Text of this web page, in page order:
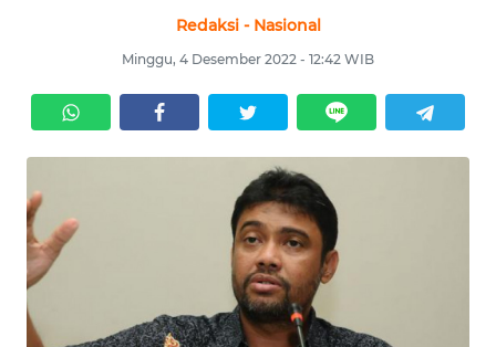
Redaksi - Nasional
Minggu, 4 Desember 2022 - 12:42 WIB
KRIMINAL
EKUIN
SAINS-TEKNO
KESEHATAN